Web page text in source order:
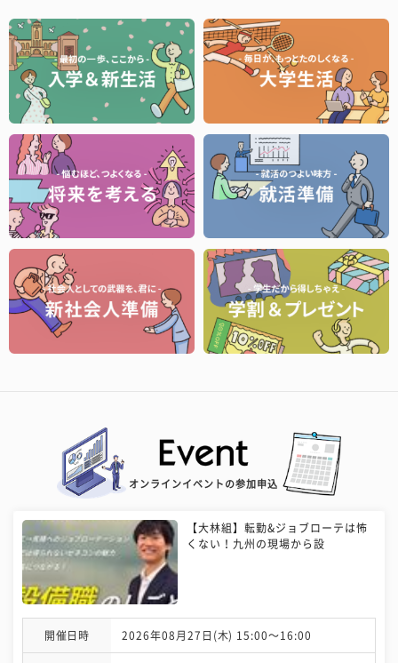
オンラインイベントの参加申込
【大林組】転勤&ジョブローテは怖
くない！九州の現場から設
開催日時 2026年08月27日(木) 15:00〜16:00